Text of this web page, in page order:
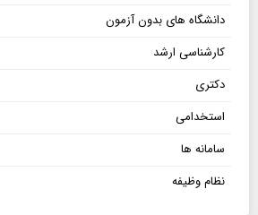
دانشگاه های بدون آزمون
کارشناسی ارشد
دکتری
استخدامی
سامانه ها
نظام وظیفه